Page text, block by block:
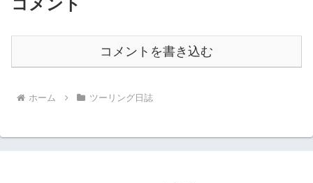
コメントを書き込む
ホーム ツーリング日誌